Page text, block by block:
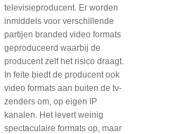
televisieproducent. Er worden
inmiddels voor verschillende
partijen branded video formats
geproduceerd waarbij de
producent zelf het risico draagt.
In feite biedt de producent ook
video formats aan buiten de tv-
zenders om, op eigen IP
kanalen. Het levert weinig
spectaculaire formats op, maar